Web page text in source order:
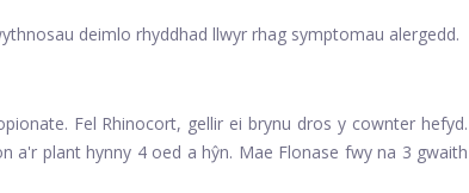
deimlo rhyddhad llwyr rhag symptomau alergedd.
Fel Rhinocort, gellir ei brynu dros y cownter hefyd.
a'r plant hynny 4 oed a hŷn. Mae Flonase fwy na 3 gwaith